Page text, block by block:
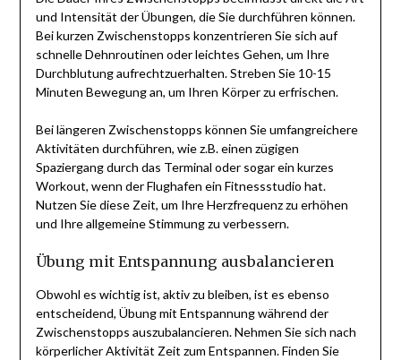
und Intensität der Übungen, die Sie durchführen können.
Bei kurzen Zwischenstopps konzentrieren Sie sich auf
schnelle Dehnroutinen oder leichtes Gehen, um Ihre
Durchblutung aufrechtzuerhalten. Streben Sie 10-15
Minuten Bewegung an, um Ihren Körper zu erfrischen.
Bei längeren Zwischenstopps können Sie umfangreichere
Aktivitäten durchführen, wie z.B. einen zügigen
Spaziergang durch das Terminal oder sogar ein kurzes
Workout, wenn der Flughafen ein Fitnessstudio hat.
Nutzen Sie diese Zeit, um Ihre Herzfrequenz zu erhöhen
und Ihre allgemeine Stimmung zu verbessern.
Übung mit Entspannung ausbalancieren
Obwohl es wichtig ist, aktiv zu bleiben, ist es ebenso
entscheidend, Übung mit Entspannung während der
Zwischenstopps auszubalancieren. Nehmen Sie sich nach
körperlicher Aktivität Zeit zum Entspannen. Finden Sie